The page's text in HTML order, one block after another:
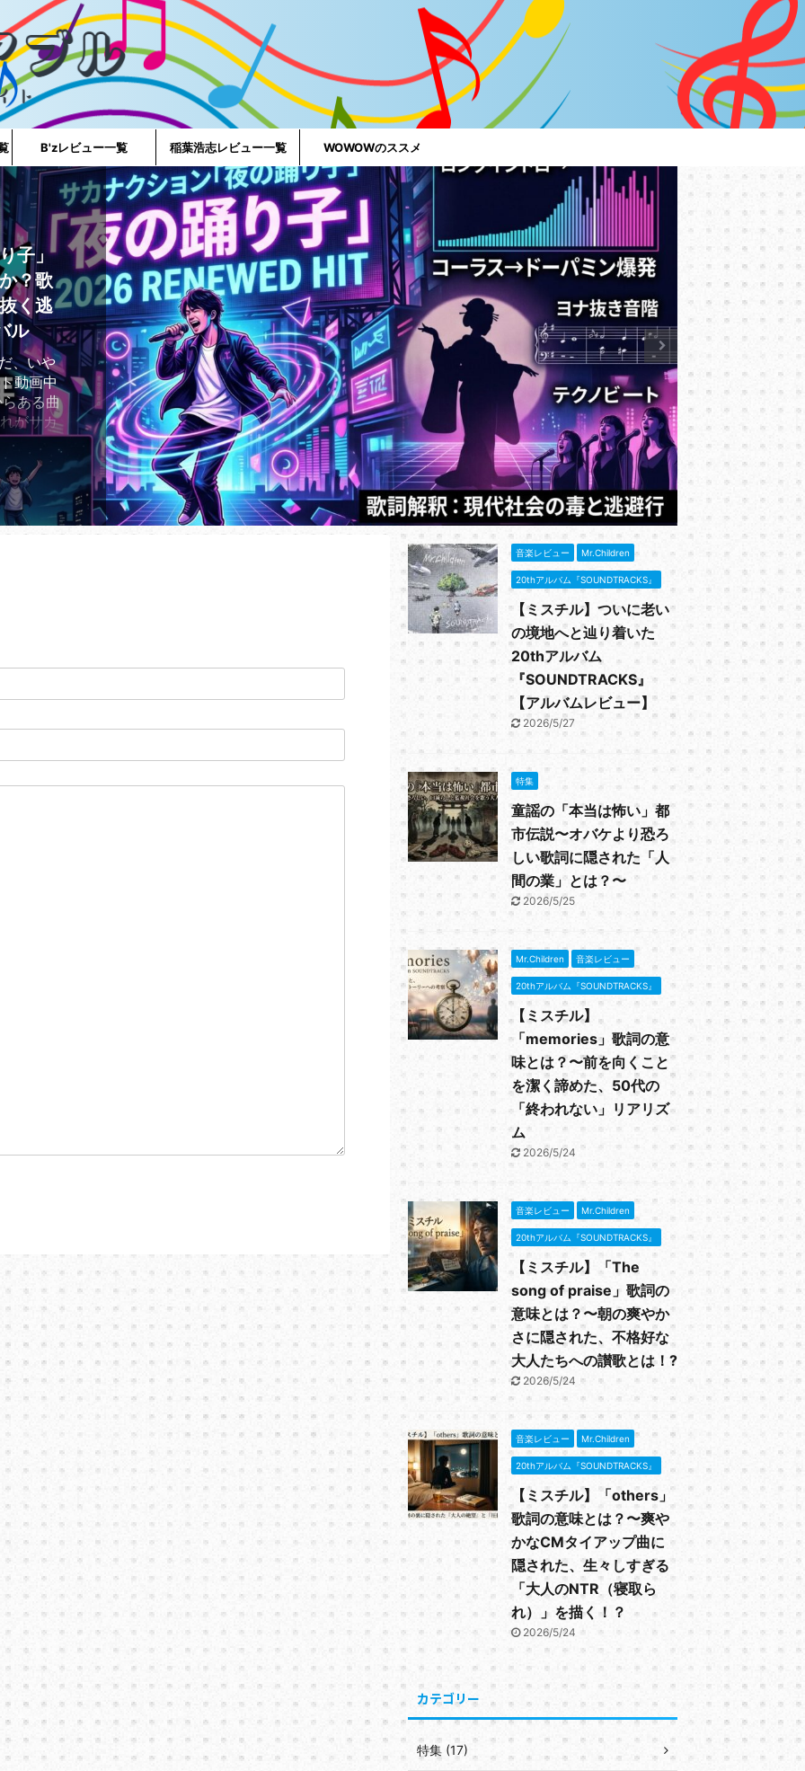
B'zレビュー一覧 稲葉浩志レビュー一覧 WOWOWのススメ
子」
？歌
く逃
ル
、いや
動画中
ある曲
がサカ
」であ
世に放
が、
ングチ
い
キング
「C調言
は？～男
【サザン
サザンオー
ど、ちゃん
トアルバム
と、初期の
「勝手にシ
ったか解説
とは？～急
「C調言葉
...
ReadMore
音楽レビュー Mr.Children
20thアルバム『SOUNDTRACKS』
【ミスチル】ついに老い
の境地へと辿り着いた
20thアルバム
『SOUNDTRACKS』
【アルバムレビュー】
2026/5/27
特集
童謡の「本当は怖い」都
市伝説〜オバケより恐ろ
しい歌詞に隠された「人
間の業」とは？〜
2026/5/25
Mr.Children 音楽レビュー
20thアルバム『SOUNDTRACKS』
【ミスチル】
「memories」歌詞の意
味とは？〜前を向くこと
を潔く諦めた、50代の
「終われない」リアリズ
ム
2026/5/24
音楽レビュー Mr.Children
20thアルバム『SOUNDTRACKS』
【ミスチル】「The
song of praise」歌詞の
意味とは？〜朝の爽やか
さに隠された、不格好な
大人たちへの讃歌とは！?
2026/5/24
音楽レビュー Mr.Children
20thアルバム『SOUNDTRACKS』
【ミスチル】「others」
歌詞の意味とは？〜爽や
かなCMタイアップ曲に
隠された、生々しすぎる
「大人のNTR（寝取ら
れ）」を描く！？
2026/5/24
カテゴリー
特集 (17)